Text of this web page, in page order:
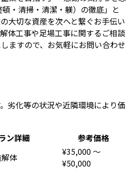
・清掃・清潔・躾）の徹底」と
大切な資産を次へと繋ぐお手伝い
体工事や足場工事に関するご相談
ますので、お気軽にお問い合わせ
劣化等の状況や近隣環境により価
ン詳細
参考価格
体 ¥35,000〜
¥50,000